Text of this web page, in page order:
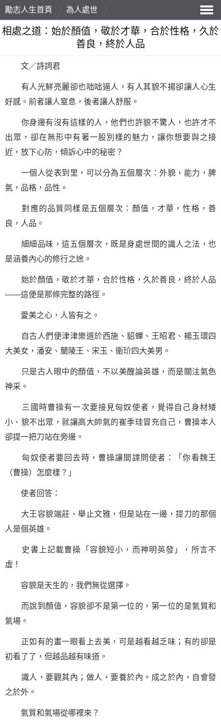
勵志人生首頁
為人處世
導
相處之道：始於顏值，敬於才華，合於性格，久於
善良，終於人品
文／詩詞君
有人光鮮亮麗卻也咄咄逼人，有人其貌不揚卻讓人心生
好感。前者讓人窒息，後者讓人舒服。
你身邊有沒有這樣的人，他們也許貌不驚人，也許才不
出眾，卻在無形中有著一股別樣的魅力，讓你想要與之接
近，放下心防，傾訴心中的秘密？
一個人從表到里，可以分為五個層次：外貌，能力，脾
氣，品格，品性。
對應的品質同樣是五個層次：顏值，才華，性格，善
良，人品。
細細品味，這五個層次，既是身處世間的識人之法，也
是涵養內心的修行之途。
始於顏值，敬於才華，合於性格，久於善良，終於人品
——這便是那條完整的路徑。
愛美之心，人皆有之。
自古人們便津津樂道於西施、貂蟬、王昭君、楊玉環四
大美女，潘安、蘭陵王、宋玉、衛玠四大美男。
只是古人眼中的顏值，不以美醜論英雄，而是關注氣色
神采。
三國時曹操有一次要接見匈奴使者，覺得自己身材矮
小、貌不出眾，就讓高大帥氣的崔季珪冒充自己，曹操本人
卻提一把刀站在旁邊。
匈奴使者要回去時，曹操讓間諜問使者：「你看魏王
（曹操）怎麼樣？」
使者回答：
大王容貌端莊、舉止文雅，但是站在一邊，提刀的那個
人是個英雄。
史書上記載曹操「容貌短小，而神明英發」，所言不
虛！
容貌是天生的，我們無從選擇。
而說到顏值，容貌卻不是第一位的，第一位的是氣質和
氣場。
正如有的畫一眼看上去美，可是越看越乏味；有的卻是
初看了了，但越品越有味道。
識人，要觀其內； 做人 ，要養於內。成之於內，自會發
之於外。
氣質和氣場從哪裡來？